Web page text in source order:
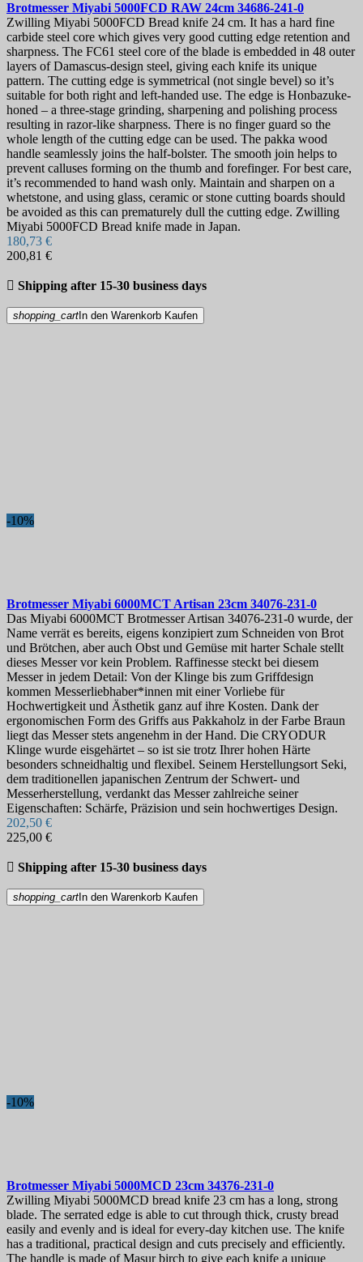
Brotmesser Miyabi 5000FCD RAW 24cm 34686-241-0
Zwilling Miyabi 5000FCD Bread knife 24 cm. It has a hard fine
carbide steel core which gives very good cutting edge retention and
sharpness. The FC61 steel core of the blade is embedded in 48 outer
layers of Damascus-design steel, giving each knife its unique
pattern. The cutting edge is symmetrical (not single bevel) so it’s
suitable for both right and left-handed use. The edge is Honbazuke-
honed – a three-stage grinding, sharpening and polishing process
resulting in razor-like sharpness. There is no finger guard so the
whole length of the cutting edge can be used. The pakka wood
handle seamlessly joins the half-bolster. The smooth join helps to
prevent calluses forming on the thumb and forefinger. For best care,
it’s recommended to hand wash only. Maintain and sharpen on a
whetstone, and using glass, ceramic or stone cutting boards should
be avoided as this can prematurely dull the cutting edge. Zwilling
Miyabi 5000FCD Bread knife made in Japan.
180,73 €
200,81 €
 Shipping after 15-30 business days
shopping_cart In den Warenkorb Kaufen
-10%
Brotmesser Miyabi 6000MCT Artisan 23cm 34076-231-0
Das Miyabi 6000MCT Brotmesser Artisan 34076-231-0 wurde, der
Name verrät es bereits, eigens konzipiert zum Schneiden von Brot
und Brötchen, aber auch Obst und Gemüse mit harter Schale stellt
dieses Messer vor kein Problem. Raffinesse steckt bei diesem
Messer in jedem Detail: Von der Klinge bis zum Griffdesign
kommen Messerliebhaber*innen mit einer Vorliebe für
Hochwertigkeit und Ästhetik ganz auf ihre Kosten. Dank der
ergonomischen Form des Griffs aus Pakkaholz in der Farbe Braun
liegt das Messer stets angenehm in der Hand. Die CRYODUR
Klinge wurde eisgehärtet – so ist sie trotz Ihrer hohen Härte
besonders schneidhaltig und flexibel. Seinem Herstellungsort Seki,
dem traditionellen japanischen Zentrum der Schwert- und
Messerherstellung, verdankt das Messer zahlreiche seiner
Eigenschaften: Schärfe, Präzision und sein hochwertiges Design.
202,50 €
225,00 €
 Shipping after 15-30 business days
shopping_cart In den Warenkorb Kaufen
-10%
Brotmesser Miyabi 5000MCD 23cm 34376-231-0
Zwilling Miyabi 5000MCD bread knife 23 cm has a long, strong
blade. The serrated edge is able to cut through thick, crusty bread
easily and evenly and is ideal for every-day kitchen use. The knife
has a traditional, practical design and cuts precisely and efficiently.
The handle is made of Masur birch to give each knife a unique